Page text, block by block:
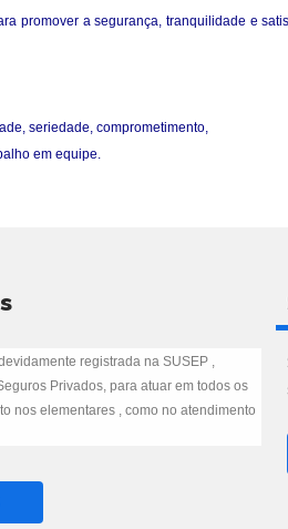
promover a segurança, tranquilidade e
seriedade, comprometimento,
em equipe.
registrada na SUSEP ,
Privados, para atuar em todos os
nos elementares , como no atendimento